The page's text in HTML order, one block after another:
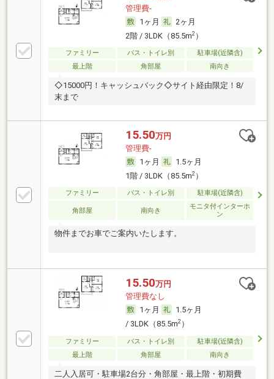
管理費-
1ヶ月
2ヶ月
2階 / 3LDK（85.5m2）
ファミリー バス・トイレ別
駐車場(近隣含)
最上階
角部屋 南向き
◇15000円！キャッシュバック◇サイト経由限定！8/
末まで
15.50万円
管理費-
1ヶ月
1.5ヶ月
1階 / 3LDK（85.5m2）
ファミリー バス・トイレ別 駐車場(近隣含)
角部屋 南向き
モニタ付インターホ
ン
物件までお車でご案内いたします。
15.50万円
管理費なし
1ヶ月
1.5ヶ月
/ 3LDK（85.5m2）
ファミリー バス・トイレ別
駐車場(近隣含)
最上階
角部屋 南向き
二人入居可・駐車場2台分・角部屋・最上階・初期費